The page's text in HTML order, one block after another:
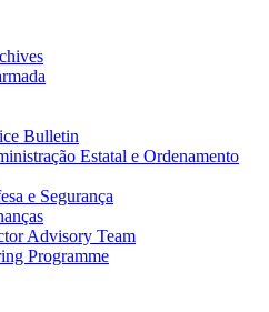
Bulletin
Estatal e Ordenamento
e Segurança
Advisory Team
Programme